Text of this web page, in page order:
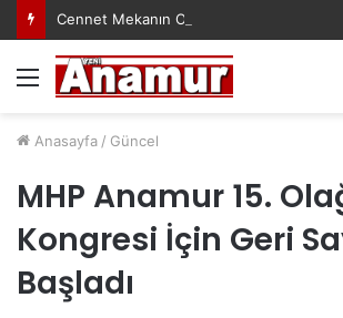
Cennet Mekanın Olsun Duygu Öksüz
Menü
Anasayfa / Güncel
MHP Anamur 15.
Kongresi İçin Geri
Başladı